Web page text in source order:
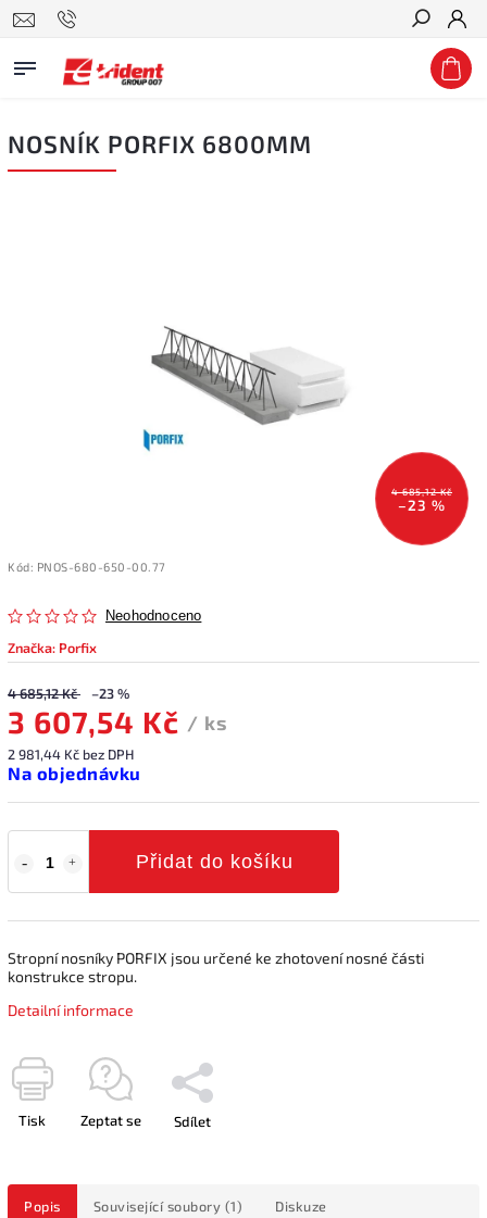
Hledat
NOSNÍK PORFIX 6800MM
4 685,12 Kč
–23 %
Kód: PNOS-680-650-00.77
Neohodnoceno
Značka: Porfix
4 685,12 Kč –23 %
3 607,54 Kč / ks
2 981,44 Kč bez DPH
Na objednávku
Přidat do košíku
Stropní nosníky PORFIX jsou určené ke zhotovení nosné části
konstrukce stropu.
Detailní informace
Tisk Zeptat se Sdílet
Popis Související soubory (1) Diskuze